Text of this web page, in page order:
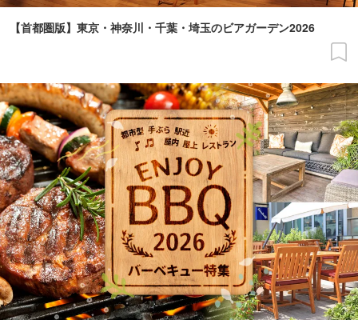
【首都圏版】東京・神奈川・千葉・埼玉のビアガーデン2026